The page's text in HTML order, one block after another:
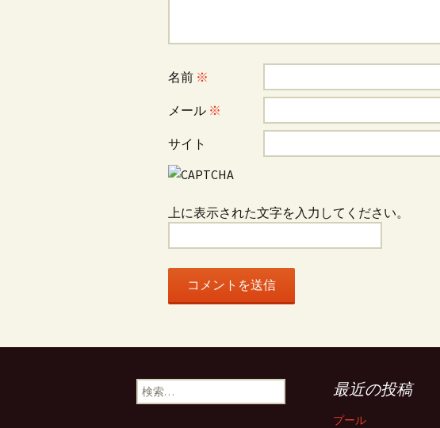
名前 ※
メール ※
サイト
上に表示された文字を入力してください。
検
索:
最近の投稿
プール